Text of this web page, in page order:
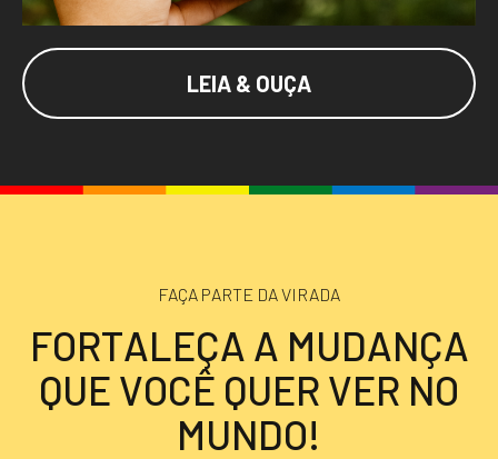
LEIA & OUÇA
FAÇA PARTE DA VIRADA
FORTALEÇA A MUDANÇA
QUE VOCÊ QUER VER NO
MUNDO!